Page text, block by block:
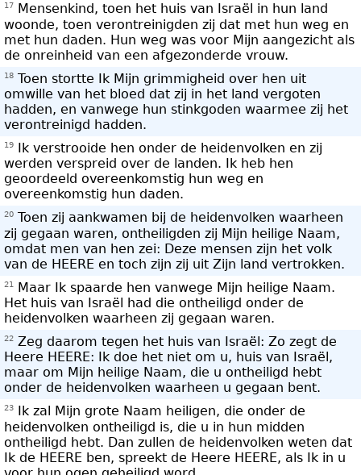
17
Mensenkind, toen het huis van Israël in hun land
woonde, toen verontreinigden zij dat met hun weg en
met hun daden. Hun weg was voor Mijn aangezicht als
de onreinheid van een afgezonderde vrouw.
18 Toen stortte Ik Mijn grimmigheid over hen uit
omwille van het bloed dat zij in het land vergoten
hadden, en vanwege hun stinkgoden waarmee zij het
verontreinigd hadden.
19
Ik verstrooide hen onder de heidenvolken en zij
werden verspreid over de landen. Ik heb hen
geoordeeld overeenkomstig hun weg en
overeenkomstig hun daden.
20 Toen zij aankwamen bij de heidenvolken waarheen
zij gegaan waren, ontheiligden zij Mijn heilige Naam,
omdat men van hen zei: Deze mensen zijn het volk
van de HEERE en toch zijn zij uit Zijn land vertrokken.
21
Maar Ik spaarde hen vanwege Mijn heilige Naam.
Het huis van Israël had die ontheiligd onder de
heidenvolken waarheen zij gegaan waren.
22 Zeg daarom tegen het huis van Israël: Zo zegt de
Heere HEERE: Ik doe het niet om u, huis van Israël,
maar om Mijn heilige Naam, die u ontheiligd hebt
onder de heidenvolken waarheen u gegaan bent.
23
Ik zal Mijn grote Naam heiligen, die onder de
heidenvolken ontheiligd is, die u in hun midden
ontheiligd hebt. Dan zullen de heidenvolken weten dat
Ik de HEERE ben, spreekt de Heere HEERE, als Ik in u